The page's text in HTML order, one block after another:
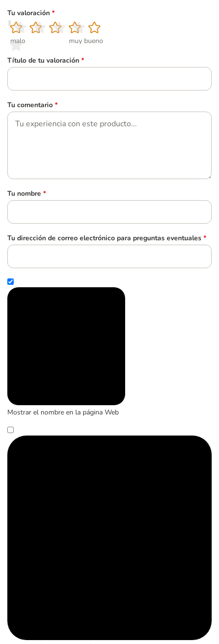
Tu valoración *
1
malo
2
3
4
5
muy bueno
Título de tu valoración *
Tu comentario *
Tu nombre *
Tu dirección de correo electrónico para preguntas eventuales *
Mostrar el nombre en la página Web